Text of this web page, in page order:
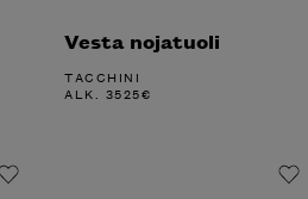
Vesta nojatuoli
TACCHINI
ALK. 3525€